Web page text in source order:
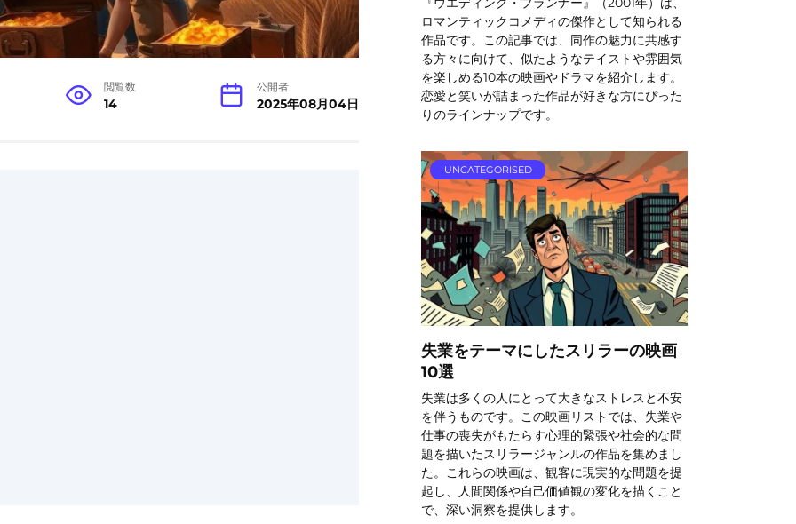
閲覧数
14
公開者
2025年08月04日
ロマンティックコメディの傑作として知られる
作品です。この記事では、同作の魅力に共感す
る方々に向けて、似たようなテイストや雰囲気
を楽しめる10本の映画やドラマを紹介します。
恋愛と笑いが詰まった作品が好きな方にぴった
りのラインナップです。
UNCATEGORISED
失業をテーマにしたスリラーの映画
10選
失業は多くの人にとって大きなストレスと不安
を伴うものです。この映画リストでは、失業や
仕事の喪失がもたらす心理的緊張や社会的な問
題を描いたスリラージャンルの作品を集めまし
た。これらの映画は、観客に現実的な問題を提
起し、人間関係や自己価値観の変化を描くこと
で、深い洞察を提供します。